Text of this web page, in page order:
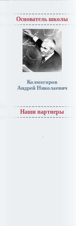
Основатель школы
Колмогоров
Андрей Николаевич
Наши партнеры